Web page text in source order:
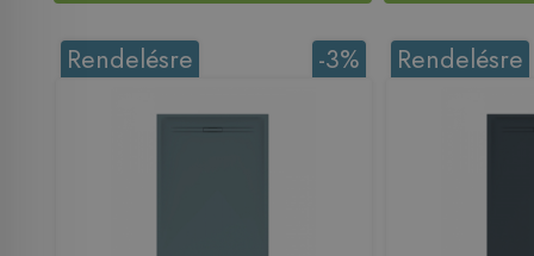
-3%
Rendelésre Rendelésre